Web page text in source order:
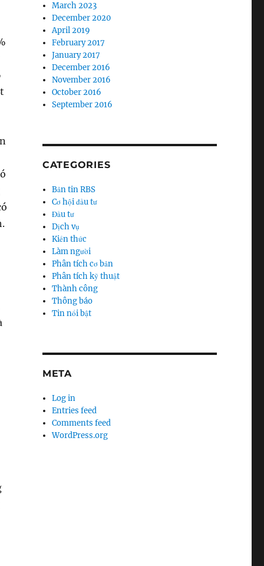
March 2023
December 2020
April 2019
February 2017
January 2017
December 2016
November 2016
October 2016
September 2016
CATEGORIES
Bản tin RBS
Cơ hội đầu tư
Đầu tư
Dịch vụ
Kiến thức
Làm người
Phân tích cơ bản
Phân tích kỹ thuật
Thành công
Thông báo
Tin nổi bật
META
Log in
Entries feed
Comments feed
WordPress.org